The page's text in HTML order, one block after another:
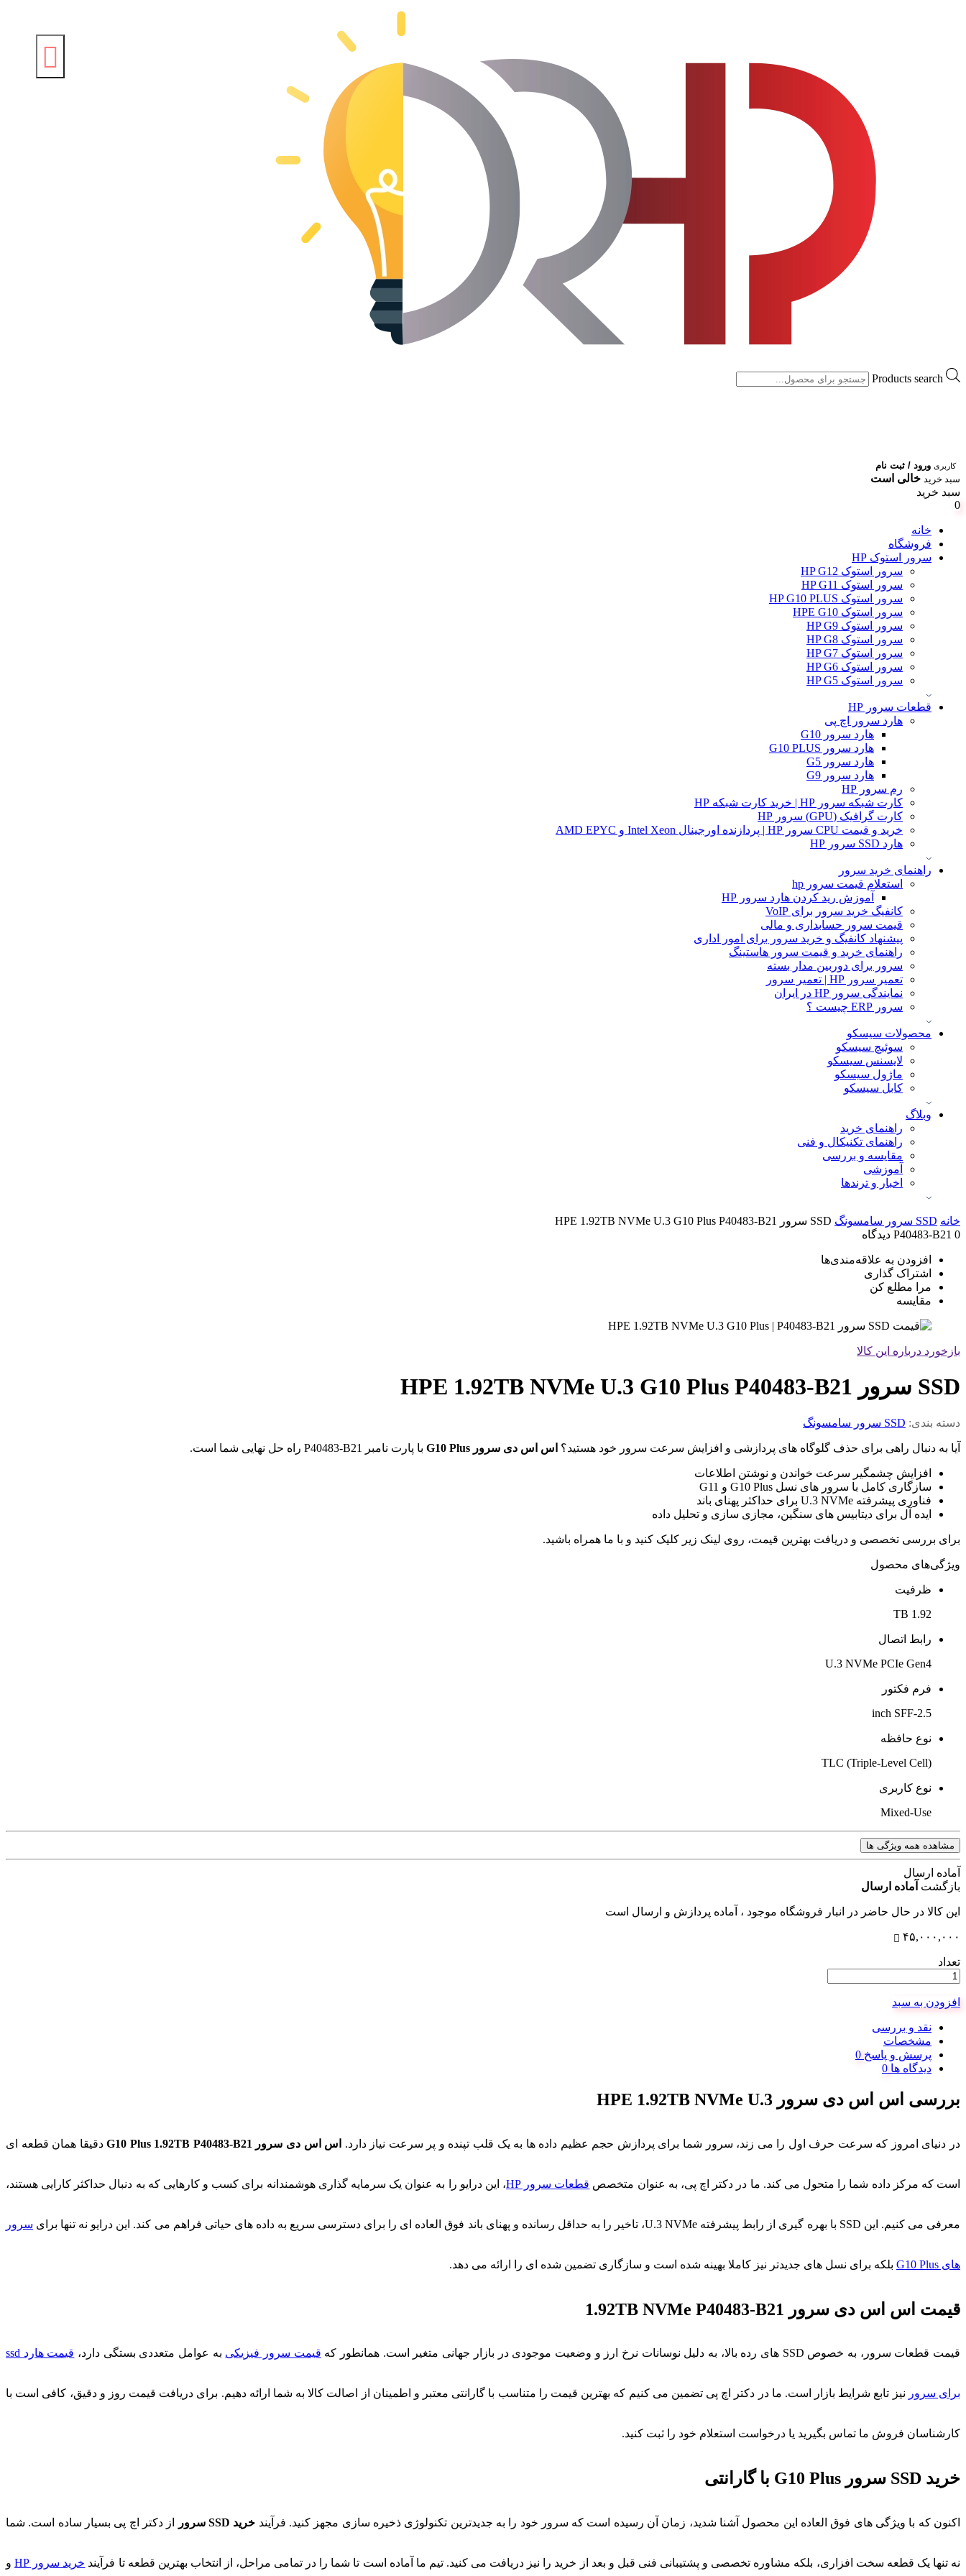
Products search
کاربری ورود / ثبت نام
سبد خرید خالی است
سبد خرید
0
خانه
فروشگاه
سرور استوک HP
سرور استوک HP G12
سرور استوک HP G11
سرور استوک HP G10 PLUS
سرور استوک HPE G10
سرور استوک HP G9
سرور استوک HP G8
سرور استوک HP G7
سرور استوک HP G6
سرور استوک HP G5
قطعات سرور HP
هارد سرور اچ پی
هارد سرور G10
هارد سرور G10 PLUS
هارد سرور G5
هارد سرور G9
رم سرور HP
کارت شبکه سرور HP | خرید کارت شبکه HP
کارت گرافیک (GPU) سرور HP
خرید و قیمت CPU سرور HP | پردازنده اورجینال Intel Xeon و AMD EPYC
هارد SSD سرور HP
راهنمای خرید سرور
استعلام قیمت سرور hp
آموزش ريد كردن هارد سرور HP
کانفیگ خرید سرور برای VoIP
قیمت سرور حسابداری و مالی
پیشنهاد کانفیگ و خرید سرور برای امور اداری
راهنمای خرید و قیمت سرور هاستینگ
سرور برای دوربین مدار بسته
تعمیر سرور HP | تعمیر سرور
نمایندگی سرور HP در ایران
سرور ERP چیست ؟
محصولات سیسکو
سوئیچ سیسکو
لایسنس سیسکو
ماژول سیسکو
کابل سیسکو
وبلاگ
راهنمای خرید
راهنمای تکنیکال و فنی
مقایسه و بررسی
آموزشی
اخبار و ترندها
خانه SSD سرور سامسونگ
SSD سرور HPE 1.92TB NVMe U.3 G10 Plus P40483-B21
P40483-B21 0 دیدگاه
افزودن به علاقه‌مندی‌ها
اشتراک گذاری
مرا مطلع کن
مقایسه
بازخورد درباره این کالا
SSD سرور HPE 1.92TB NVMe U.3 G10 Plus P40483-B21
دسته بندی: SSD سرور سامسونگ
آیا به دنبال راهی برای حذف گلوگاه های پردازشی و افزایش سرعت سرور خود هستید؟ اس اس دی سرور G10 Plus با پارت نامبر P40483-B21 راه حل نهایی شما است.
افزایش چشمگیر سرعت خواندن و نوشتن اطلاعات
سازگاری کامل با سرور های نسل G10 Plus و G11
فناوری پیشرفته U.3 NVMe برای حداکثر پهنای باند
ایده آل برای دیتابیس های سنگین، مجازی سازی و تحلیل داده
برای بررسی تخصصی و دریافت بهترین قیمت، روی لینک زیر کلیک کنید و با ما همراه باشید.
ویژگی‌های محصول
ظرفیت
1.92 TB
رابط اتصال
U.3 NVMe PCIe Gen4
فرم فکتور
2.5-inch SFF
نوع حافظه
TLC (Triple-Level Cell)
نوع کاربری
Mixed-Use
مشاهده همه ویژگی ها
آماده ارسال
بازگشت آماده ارسال
این کالا در حال حاضر در انبار فروشگاه موجود ، آماده پردازش و ارسال است
۴۵,۰۰۰,۰۰۰
تعداد
افزودن به سبد
نقد و بررسی
مشخصات
پرسش و پاسخ
دیدگاه ها
بررسی اس اس دی سرور HPE 1.92TB NVMe U.3
در دنیای امروز که سرعت حرف اول را می زند، سرور شما برای پردازش حجم عظیم داده ها به یک قلب تپنده و پر سرعت نیاز دارد. اس اس دی سرور G10 Plus 1.92TB P40483-B21 دقیقا همان قطعه ای
است که مرکز داده شما را متحول می کند. ما در دکتر اچ پی، به عنوان متخصص قطعات سرور HP ، این درایو را به عنوان یک سرمایه گذاری هوشمندانه برای کسب و کارهایی که به دنبال حداکثر کارایی هستند،
معرفی می کنیم. این SSD با بهره گیری از رابط پیشرفته U.3 NVMe، تاخیر را به حداقل رسانده و پهنای باند فوق العاده ای را برای دسترسی سریع به داده های حیاتی فراهم می کند. این درایو نه تنها برای سرور
های G10 Plus بلکه برای نسل های جدیدتر نیز کاملا بهینه شده است و سازگاری تضمین شده ای را ارائه می دهد.
قیمت اس اس دی سرور 1.92TB NVMe P40483-B21
قیمت قطعات سرور، به خصوص SSD های رده بالا، به دلیل نوسانات نرخ ارز و وضعیت موجودی در بازار جهانی متغیر است. همانطور که قیمت سرور فیزیکی به عوامل متعددی بستگی دارد، قیمت هارد ssd
برای سرور نیز تابع شرایط بازار است. ما در دکتر اچ پی تضمین می کنیم که بهترین قیمت را متناسب با گارانتی معتبر و اطمینان از اصالت کالا به شما ارائه دهیم. برای دریافت قیمت روز و دقیق، کافی است با
کارشناسان فروش ما تماس بگیرید یا درخواست استعلام خود را ثبت کنید.
خرید SSD سرور G10 Plus با گارانتی
اکنون که با ویژگی های فوق العاده این محصول آشنا شدید، زمان آن رسیده است که سرور خود را به جدیدترین تکنولوژی ذخیره سازی مجهز کنید. فرآیند خرید SSD سرور از دکتر اچ پی بسیار ساده است. شما
نه تنها یک قطعه سخت افزاری، بلکه مشاوره تخصصی و پشتیبانی فنی قبل و بعد از خرید را نیز دریافت می کنید. تیم ما آماده است تا شما را در تمامی مراحل، از انتخاب بهترین قطعه تا فرآیند خرید سرور HP و